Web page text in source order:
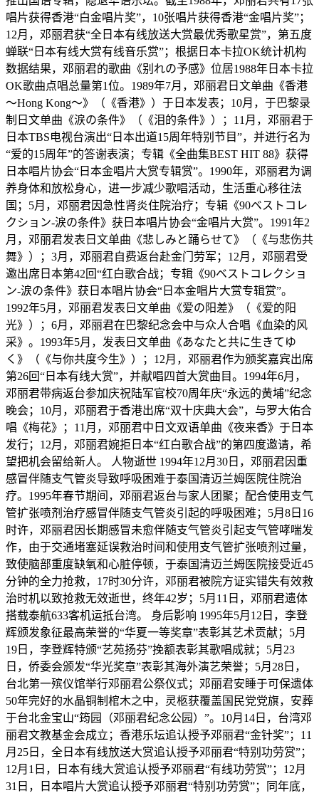
唱片获得香港“白金唱片奖”，10张唱片获得香港“金唱片奖”；
12月，邓丽君获“全日本有线放送大赏最优秀歌星赏”，第五度
蝉联“日本有线大赏有线音乐赏”；根据日本卡拉OK统计机构
数据结果，邓丽君的歌曲《别れの予感》位居1988年日本卡拉
OK歌曲点唱总量第1位。1989年7月，邓丽君日文单曲《香港
～Hong Kong～》（《香港》）于日本发表；10月，于巴黎录
制日文单曲《涙の条件》（《泪的条件》）；11月，邓丽君于
日本TBS电视台演出“日本出道15周年特别节目”，并进行名为
“爱的15周年”的答谢表演；专辑《全曲集BEST HIT 88》获得
日本唱片协会“日本金唱片大赏专辑赏”。1990年，邓丽君为调
养身体和放松身心，进一步减少歌唱活动，生活重心移往法
国；5月，邓丽君因急性肾炎住院治疗；专辑《90ベストコレ
クション-涙の条件》获日本唱片协会“金唱片大赏”。1991年2
月，邓丽君发表日文单曲《悲しみと踊らせて》（《与悲伤共
舞》）；3月，邓丽君自费返台赴金门劳军；12月，邓丽君受
邀出席日本第42回“红白歌合战；专辑《90ベストコレクショ
ン-涙の条件》获日本唱片协会“日本金唱片大赏专辑赏”。​​
1992年5月，邓丽君发表日文单曲《爱の阳差》（《爱的阳
光》）；6月，邓丽君在巴黎纪念会中与众人合唱《血染的风
采》。1993年5月，发表日文单曲《あなたと共に生きてゆ
く》（《与你共度今生》）；12月，邓丽君作为颁奖嘉宾出席
第26回“日本有线大赏”，并献唱四首大赏曲目。1994年6月，
邓丽君带病返台参加庆祝陆军官校70周年庆“永远的黄埔”纪念
晚会；10月，邓丽君于香港出席“双十庆典大会”，与罗大佑合
唱《梅花》；11月，邓丽君中日文双语单曲《夜来香》于日本
发行；12月，邓丽君婉拒日本“红白歌合战”的第四度邀请，希
望把机会留给新人。 人物逝世 1994年12月30日，邓丽君因重
感冒伴随支气管炎导致呼吸困难于泰国清迈兰姆医院住院治
疗。1995年春节期间，邓丽君返台与家人团聚；配合使用支气
管扩张喷剂治疗感冒伴随支气管炎引起的呼吸困难；5月8日16
时许，邓丽君因长期感冒未愈伴随支气管炎引起支气管哮喘发
作，由于交通堵塞延误救治时间和使用支气管扩张喷剂过量，
致使脑部重度缺氧和心脏停顿，于泰国清迈兰姆医院接受近45
分钟的全力抢救，17时30分许，邓丽君被院方证实错失有效救
治时机以致抢救无效逝世，终年42岁；5月11日，邓丽君遗体
搭载泰航633客机运抵台湾。 身后影响 1995年5月12日，李登
辉颁发象征最高荣誉的“华夏一等奖章”表彰其艺术贡献；5月
19日，李登辉特颁“艺苑扬芬”挽额表彰其歌唱成就；5月23
日，侨委会颁发“华光奖章”表彰其海外演艺荣誉；5月28日，
台北第一殡仪馆举行邓丽君公祭仪式；邓丽君安睡于可保遗体
50年完好的水晶铜制棺木之中，灵柩获覆盖国民党党旗，安葬
于台北金宝山“筠园（邓丽君纪念公园）”。10月14日，台湾邓
丽君文教基金会成立；香港乐坛追认授予邓丽君“金针奖”；11
月25日，全日本有线放送大赏追认授予邓丽君“特别功劳赏”；
12月1日，日本有线大赏追认授予邓丽君“有线功劳赏”；12月
31日，日本唱片大赏追认授予邓丽君“特别功劳赏”；同年底，